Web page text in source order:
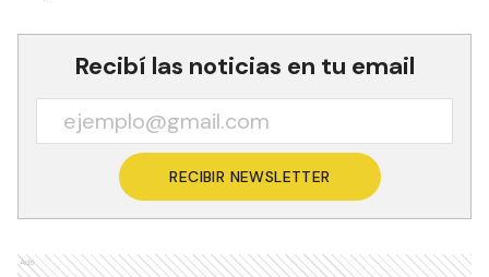
Recibí las noticias en tu email
RECIBIR NEWSLETTER
Ads